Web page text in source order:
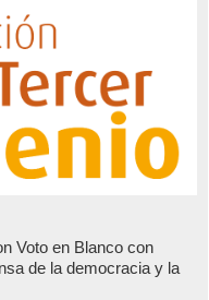
Voto en Blanco con
de la democracia y la